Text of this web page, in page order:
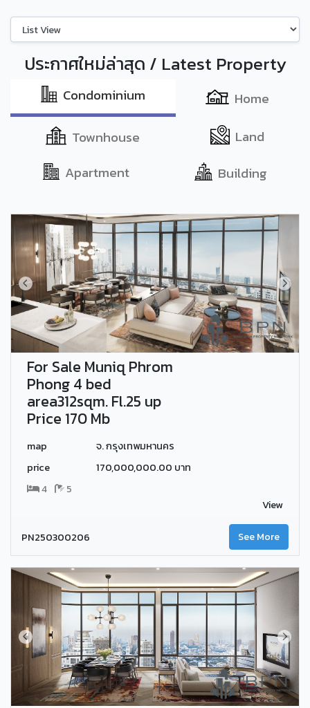
ประกาศใหม่ล่าสุด / Latest Property
Condominium
Home
Townhouse
Land
Apartment
Building
For Sale Muniq Phrom
Phong 4 bed
area312sqm. Fl.25 up
Price 170 Mb
map
จ. กรุงเทพมหานคร
price
170,000,000.00 บาท
4
5
View
PN250300206 See More